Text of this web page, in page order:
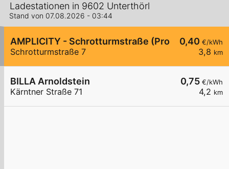
Ladestationen in 9602 Unterthörl
Stand von 07.08.2026 - 03:44
0,40 €/kWh
3,8 km
AMPLICITY - Schrotturmstraße (Probst GmbH)
Schrotturmstraße 7
0,75 €/kWh
4,2 km
BILLA Arnoldstein
Kärntner Straße 71